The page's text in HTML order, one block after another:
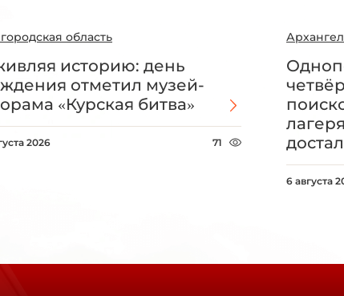
область
историю: день
отметил музей-
«Курская битва»
2026 71
6 августа